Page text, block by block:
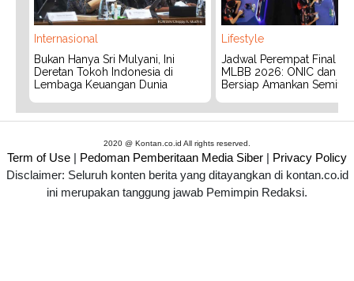
Internasional
Bukan Hanya Sri Mulyani, Ini
Deretan Tokoh Indonesia di
Lembaga Keuangan Dunia
Lifestyle
Jadwal Perempat Final
MLBB 2026: ONIC dan
Bersiap Amankan
2020 @ Kontan.co.id All rights reserved.
Term of Use | Pedoman Pemberitaan Media Siber | Privacy Policy
Disclaimer: Seluruh konten berita yang ditayangkan di kontan.co.id
ini merupakan tanggung jawab Pemimpin Redaksi.